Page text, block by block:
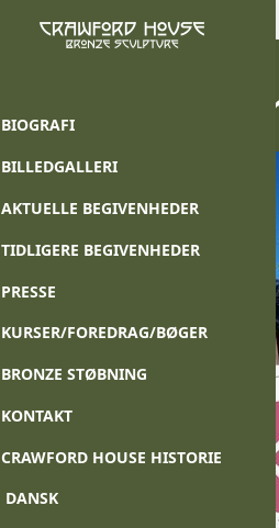
BIOGRAFI
BILLEDGALLERI
AKTUELLE BEGIVENHEDER
TIDLIGERE BEGIVENHEDER
PRESSE
KURSER/FOREDRAG/BØGER
BRONZE STØBNING
KONTAKT
CRAWFORD HOUSE HISTORIE
DANSK
Blog
Kunst I